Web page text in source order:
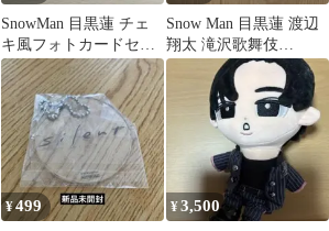
SnowMan 目黒蓮 チェ
キ風フォトカードセッ
ト
Snow Man 目黒蓮 渡辺
翔太 滝沢歌舞伎
ZERO2022 アクスタ
¥499 ¥3,500